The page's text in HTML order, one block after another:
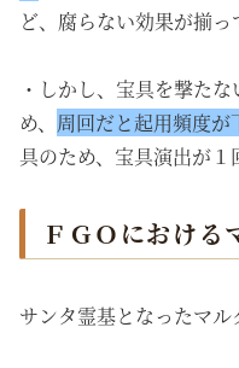
ど、腐らない効果が揃っ
・しかし、宝具を撃た
め、 周回だと起用頻度が
具のため、宝具演出が１
ＦＧＯにおける
サンタ霊基となったマル